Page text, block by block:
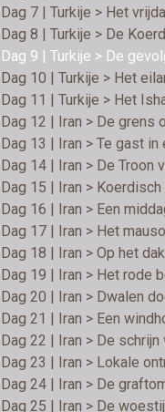
Dag 7 | Turkije > Het
Dag 8 | Turkije > De
Dag 9 | Turkije > De
Dag 10 | Turkije > Het
Dag 11 | Turkije > Het
Dag 12 | Iran > De grens
Dag 13 | Iran > Te gast
Dag 14 | Iran > De Troon
Dag 15 | Iran >
Dag 16 | Iran > Een
Dag 17 | Iran > Het
Dag 18 | Iran > Op het
Dag 19 | Iran > Het rode
Dag 20 | Iran > Dwalen
Dag 21 | Iran > Een
Dag 22 | Iran > De schrijn
Dag 23 | Iran > Lokale
Dag 24 | Iran > De
Dag 25 | Iran > De